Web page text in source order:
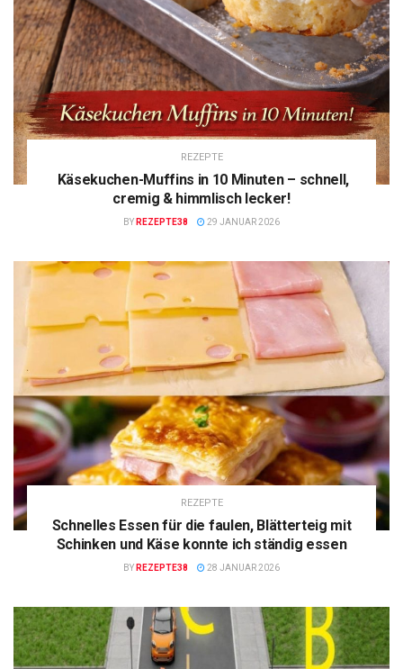
REZEPTE
Käsekuchen-Muffins in 10 Minuten – schnell,
cremig & himmlisch lecker!
BY REZEPTE38 29 JANUAR 2026
REZEPTE
Schnelles Essen für die faulen, Blätterteig mit
Schinken und Käse konnte ich ständig essen
BY REZEPTE38 28 JANUAR 2026